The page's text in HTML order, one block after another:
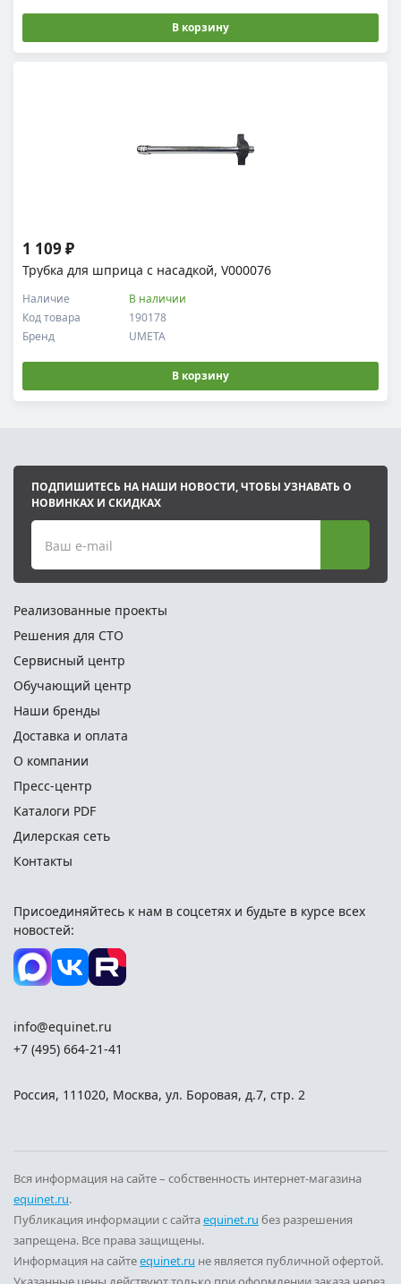
В корзину
Трубка для шприца с насадкой, V000076
Код товара 190178
Наличие В наличии
Бренд UMETA
1 109 ₽
В корзину
ПОДПИШИТЕСЬ НА НАШИ НОВОСТИ, ЧТОБЫ УЗНАВАТЬ О
НОВИНКАХ И СКИДКАХ
Ваш e-mail
Реализованные проекты
Решения для СТО
Сервисный центр
Обучающий центр
Наши бренды
Доставка и оплата
О компании
Пресс-центр
Каталоги PDF
Дилерская сеть
Контакты
Присоединяйтесь к нам в соцсетях и будьте в курсе всех
новостей:
info@equinet.ru
+7 (495) 664-21-41
Россия, 111020, Москва, ул. Боровая, д.7, стр. 2
Вся информация на сайте – собственность интернет-магазина
equinet.ru.
Публикация информации с сайтаequinet.ru без разрешения
запрещена. Все права защищены.
Информация на сайтеequinet.ru не является публичной офертой.